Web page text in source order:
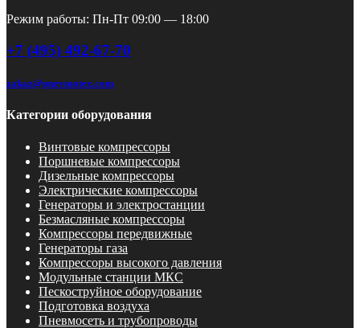
Режим работы: Пн-Пт 09:00 — 18:00
+7 (495) 492-67-70
zakaz@pnevmotex.com
Категории оборудования
Винтовые компрессоры
Поршневые компрессоры
Дизельные компрессоры
Электрические компрессоры
Генераторы и электростанции
Безмасляные компрессоры
Компрессоры передвижные
Генераторы газа
Компрессоры высокого давления
Модульные станции МКС
Пескоструйное оборудование
Подготовка воздуха
Пневмосеть и трубопроводы